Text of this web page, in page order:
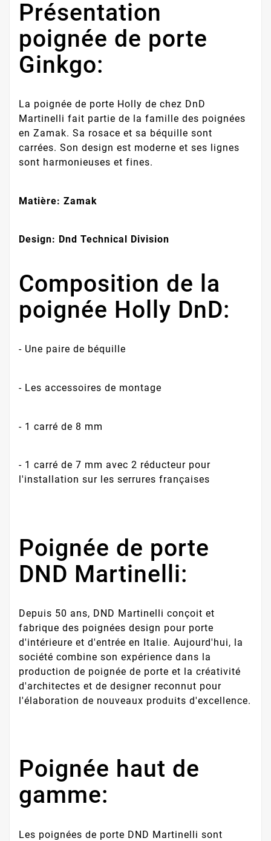
Présentation
poignée de porte
Ginkgo:
La poignée de porte Holly de chez DnD
Martinelli fait partie de la famille des poignées
en Zamak. Sa rosace et sa béquille sont
carrées. Son design est moderne et ses lignes
sont harmonieuses et fines.
Matière: Zamak
Design: Dnd Technical Division
Composition de la
poignée Holly DnD:
- Une paire de béquille
- Les accessoires de montage
- 1 carré de 8 mm
- 1 carré de 7 mm avec 2 réducteur pour
l'installation sur les serrures françaises
Poignée de porte
DND Martinelli:
Depuis 50 ans, DND Martinelli conçoit et
fabrique des poignées design pour porte
d'intérieure et d'entrée en Italie. Aujourd'hui, la
société combine son expérience dans la
production de poignée de porte et la créativité
d'architectes et de designer reconnut pour
l'élaboration de nouveaux produits d'excellence.
Poignée haut de
gamme:
Les poignées de porte DND Martinelli sont